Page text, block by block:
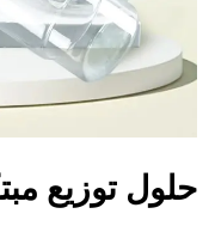
حلول توزيع